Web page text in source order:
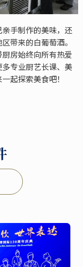
手制作的美味，还
带来的白葡萄酒。
房始终向所有热爱
专业厨艺长课、美
起探索美食吧！